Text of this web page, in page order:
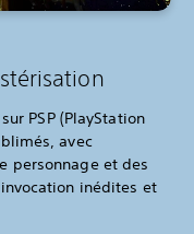
PSP (PlayStation
avec
personnage et des
inédites et